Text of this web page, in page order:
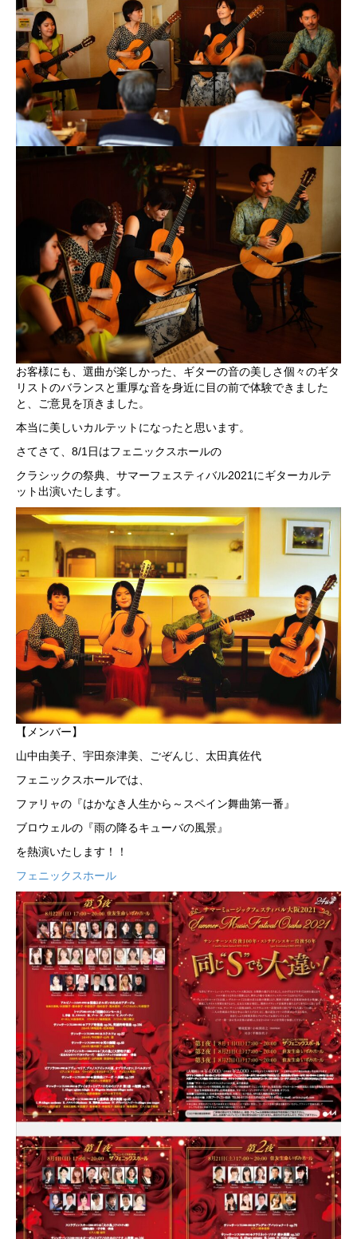
お客様にも、選曲が楽しかった、ギターの音の美しさ個々のギタ
リストのバランスと重厚な音を身近に目の前で体験できました
と、ご意見を頂きました。
本当に美しいカルテットになったと思います。
さてさて、8/1日はフェニックスホールの
クラシックの祭典、サマーフェスティバル2021にギターカルテ
ット出演いたします。
【メンバー】
山中由美子、宇田奈津美、ごぞんじ、太田真佐代
フェニックスホールでは、
ファリャの『はかなき人生から～スペイン舞曲第一番』
ブロウェルの『雨の降るキューバの風景』
を熱演いたします！！
フェニックスホール